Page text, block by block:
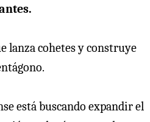
lanza cohetes y construye
está buscando expandir el